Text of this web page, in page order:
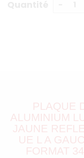
PLAQUE
ALUMINIUM
JAUNE
UE L A
FORMAT